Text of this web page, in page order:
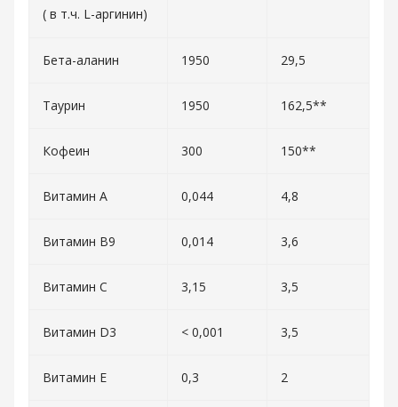
( в т.ч. L-аргинин)
Бета-аланин 1950 29,5
Таурин 1950 162,5**
Кофеин 300 150**
Витамин А 0,044 4,8
Витамин В9 0,014 3,6
Витамин С 3,15 3,5
Витамин D3 < 0,001 3,5
Витамин Е 0,3 2